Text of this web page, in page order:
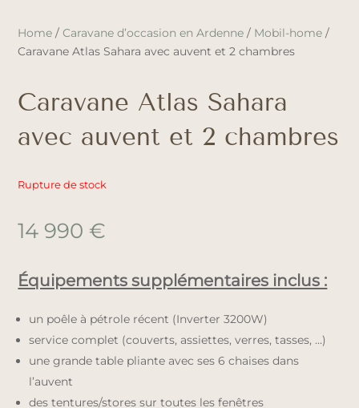
Home /Caravane d’occasion en Ardenne / Mobil-home /
Caravane Atlas Sahara avec auvent et 2 chambres
Caravane Atlas Sahara
avec auvent et 2 chambres
Rupture de stock
14 990 €
Équipements supplémentaires inclus :
un poêle à pétrole récent (Inverter 3200W)
service complet (couverts, assiettes, verres, tasses, …)
une grande table pliante avec ses 6 chaises dans
l’auvent
des tentures/stores sur toutes les fenêtres